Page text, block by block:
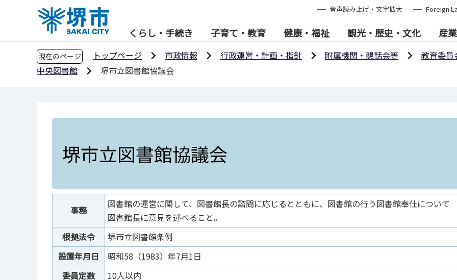
音声読み上げ・文字拡大 Foreign
くらし・手続き 子育て・教育 健康・福祉 観光・歴史・文化 産
現在のページ トップページ 市政情報 行政運営・計画・指針 附属機関・懇話会等
教育委員
中央図書館
堺市立図書館協議会
堺市立図書館協議会
事務
図書館の運営に関して、図書館長の諮問に応じるとともに、図書館の行う図書館奉仕について
図書館長に意見を述べること。
根拠法令
堺市立図書館条例
設置年月日
昭和58（1983）年7月1日
委員定数
10人以内